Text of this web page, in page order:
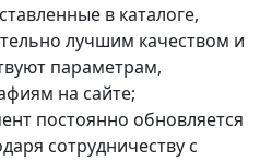
в каталоге,
лучшим качеством и
параметрам,
на сайте;
постоянно обновляется
сотрудничеству с